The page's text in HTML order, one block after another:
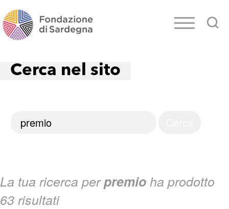
Cerca nel sito
La tua ricerca perpremio ha prodotto
63 risultati